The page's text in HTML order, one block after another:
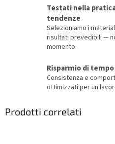
Testati nella
tendenze
Selezioniamo i
risultati prevedibili —
momento.
Risparmio di
Consistenza e
ottimizzati per un
Prodotti correlati